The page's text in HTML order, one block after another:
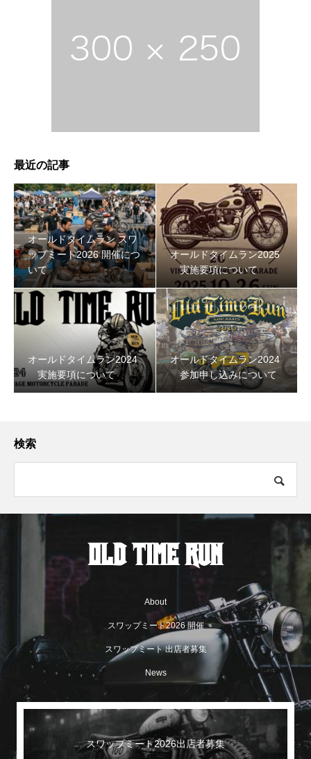
最近の記事
オールドタイムラン スワ
ップミート2026 開催につ
いて
オールドタイムラン2025
実施要項について
オールドタイムラン2024
実施要項について
オールドタイムラン2024
参加申し込みについて
検索
About
スワップミート2026 開催
スワップミート 出店者募集
News
スワップミート2026出店者募集